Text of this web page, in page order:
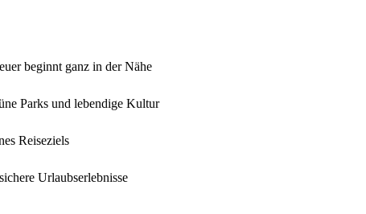
beginnt ganz in der Nähe
Parks und lebendige Kultur
Reiseziels
Urlaubserlebnisse